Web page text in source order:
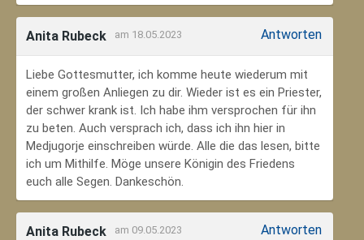
Anita Rubeck am 18.05.2023 Antworten
Liebe Gottesmutter, ich komme heute wiederum mit
einem großen Anliegen zu dir. Wieder ist es ein Priester,
der schwer krank ist. Ich habe ihm versprochen für ihn
zu beten. Auch versprach ich, dass ich ihn hier in
Medjugorje einschreiben würde. Alle die das lesen, bitte
ich um Mithilfe. Möge unsere Königin des Friedens
euch alle Segen. Dankeschön.
Anita Rubeck am 09.05.2023 Antworten